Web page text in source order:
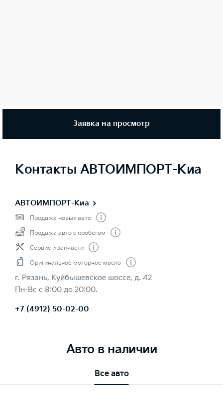
Заявка на просмотр
Контакты АВТОИМПОРТ-Киа
АВТОИМПОРТ-Киа
Продажа новых авто
Продажа авто с пробегом
Сервис и запчасти
Оригинальное моторное масло
г. Рязань, Куйбышевское шоссе, д. 42
Пн-Вс с 8:00 до 20:00.
+7 (4912) 50-02-00
Авто в наличии
Все авто